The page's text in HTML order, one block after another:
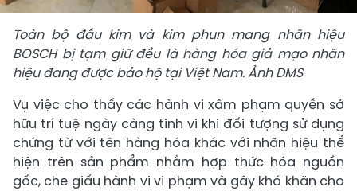
Toàn bộ đầu kim và kim phun mang nhãn hiệu
BOSCH bị tạm giữ đều là hàng hóa giả mạo nhãn
hiệu đang được bảo hộ tại Việt Nam. Ảnh DMS
Vụ việc cho thấy các hành vi xâm phạm quyền sở
hữu trí tuệ ngày càng tinh vi khi đối tượng sử dụng
chứng từ với tên hàng hóa khác với nhãn hiệu thể
hiện trên sản phẩm nhằm hợp thức hóa nguồn
gốc, che giấu hành vi vi phạm và gây khó khăn cho